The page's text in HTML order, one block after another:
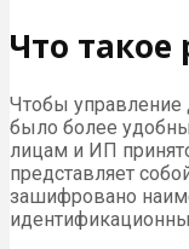
Что такое
Чтобы
было более
лицам и ИП
представляет
зашифровано